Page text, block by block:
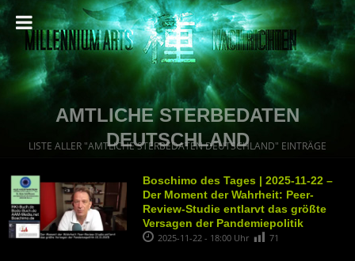
AMTLICHE STERBEDATEN
DEUTSCHLAND
LISTE ALLER "AMTLICHE STERBEDATEN DEUTSCHLAND" EINTRÄGE
Boschimo des Tages | 2025-11-22 –
Der Moment der Wahrheit: Peer-
Review-Studie entlarvt das größte
Versagen der Pandemiepolitik
2025-11-22 - 18:00 Uhr 71